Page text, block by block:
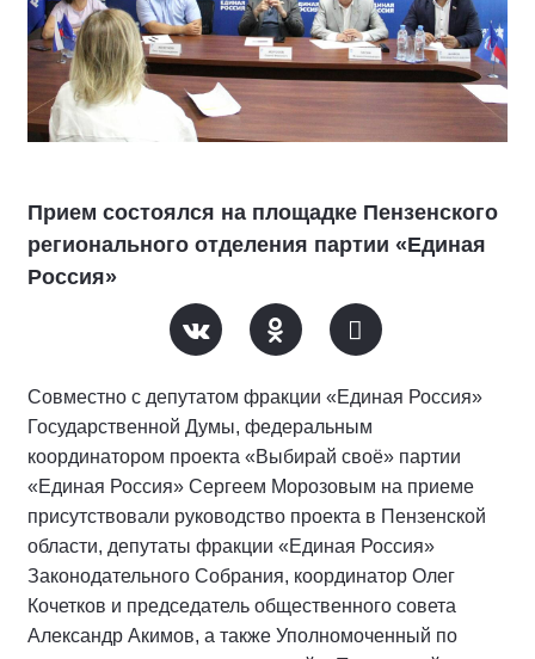
Прием состоялся на площадке Пензенского
регионального отделения партии «Единая
Россия»
Совместно с депутатом фракции «Единая Россия»
Государственной Думы, федеральным
координатором проекта «Выбирай своё» партии
«Единая Россия» Сергеем Морозовым на приеме
присутствовали руководство проекта в Пензенской
области, депутаты фракции «Единая Россия»
Законодательного Собрания, координатор Олег
Кочетков и председатель общественного совета
Александр Акимов, а также Уполномоченный по